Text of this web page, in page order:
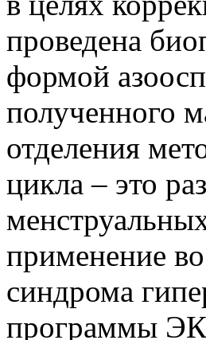
проведена
формой
полученного
отделения
цикла – это
применение
синдрома
программы